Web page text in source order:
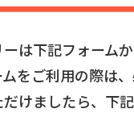
は下記フォーム
をご利用の際は
けましたら、下